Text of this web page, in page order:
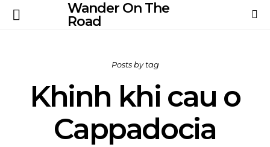
Wander On The
Road
Posts by tag
Khinh khi cau o
Cappadocia